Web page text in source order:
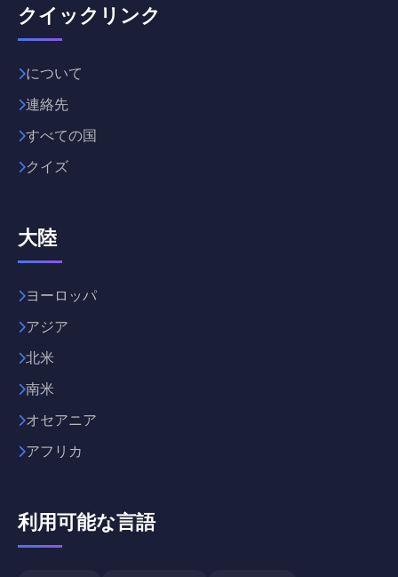
クイックリンク
について
連絡先
すべての国
クイズ
大陸
ヨーロッパ
アジア
北米
南米
オセアニア
アフリカ
利用可能な言語